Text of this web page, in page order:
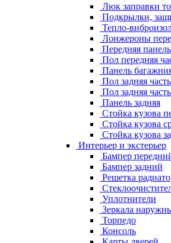
Люк заправки
Подкрылки,
Тепло-
Лонжероны
Передняя
Пол передняя
Панель
Пол задняя
Пол задняя
Панель задняя
Стойка кузова
Стойка кузова
Стойка кузова
Интерьер и экстерьер
Бампер
Бампер задний
Решетка
Уплотнители
Зеркала
Торпедо
Консоль